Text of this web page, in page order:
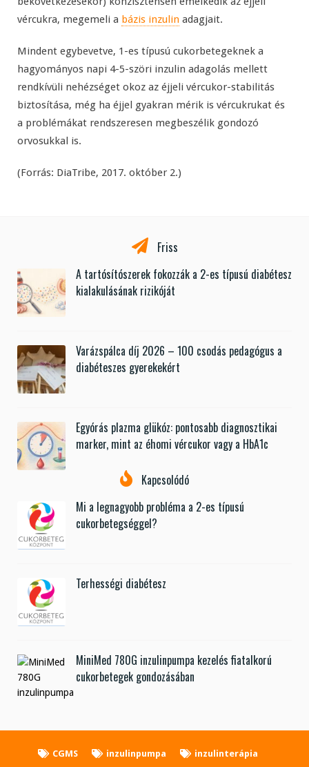
vércukra, megemeli a bázis inzulin adagjait.
Mindent egybevetve, 1-es típusú cukorbetegeknek a
hagyományos napi 4-5-szöri inzulin adagolás mellett
rendkívüli nehézséget okoz az éjjeli vércukor-stabilitás
biztosítása, még ha éjjel gyakran mérik is vércukrukat és
a problémákat rendszeresen megbeszélik gondozó
orvosukkal is.
(Forrás: DiaTribe, 2017. október 2.)
Friss
A tartósítószerek fokozzák a 2-es típusú diabétesz
kialakulásának rizikóját
Varázspálca díj 2026 – 100 csodás pedagógus a
diabéteszes gyerekekért
Egyórás plazma glükóz: pontosabb diagnosztikai
marker, mint az éhomi vércukor vagy a HbA1c
Kapcsolódó
Mi a legnagyobb probléma a 2-es típusú
cukorbetegséggel?
Terhességi diabétesz
MiniMed 780G inzulinpumpa kezelés fiatalkorú
cukorbetegek gondozásában
CGMS inzulinpumpa inzulinterápia